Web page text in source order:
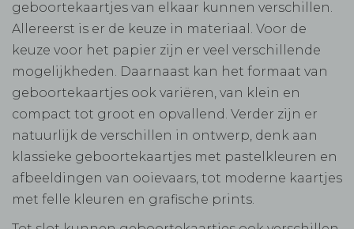
geboortekaartjes van elkaar kunnen verschillen.
Allereerst is er de keuze in materiaal. Voor de
keuze voor het papier zijn er veel verschillende
mogelijkheden. Daarnaast kan het formaat van
geboortekaartjes ook variëren, van klein en
compact tot groot en opvallend. Verder zijn er
natuurlijk de verschillen in ontwerp, denk aan
klassieke geboortekaartjes met pastelkleuren en
afbeeldingen van ooievaars, tot moderne kaartjes
met felle kleuren en grafische prints.